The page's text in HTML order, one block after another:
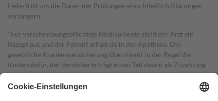
Lieferfrist um die Dauer der Prüfungen einschließlich Klärungen
verlängern.
4Für verschreibungspflichtige Medikamente stellt der Arzt ein
Rezept aus und der Patient erhält sie in der Apotheke. Die
gesetzliche Krankenversicherung übernimmt in der Regel die
Kosten dafür, der Versicherte trägt einen Teil davon als Zuzahlung
mit.
Grundsätzlich leisten Mitglieder Zuzahlungen in Höhe von zehn